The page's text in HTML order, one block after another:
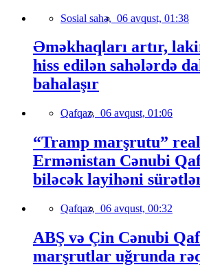
Sosial sahə, 06 avqust, 01:38
Əməkhaqları artır,
hiss edilən sahələrdə
bahalaşır
Qafqaz, 06 avqust, 01:06
“Tramp marşrutu”
Ermənistan Cənubi
biləcək layihəni
Qafqaz, 06 avqust, 00:32
ABŞ və Çin Cənubi
marşrutlar uğrunda